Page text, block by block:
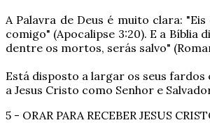
A Palavra de Deus é muito clara:
comigo" (Apocalipse 3:20). E a Bíblia
dentre os mortos, serás salvo"
Está disposto a largar os seus
a Jesus Cristo como Senhor e
5 - ORAR PARA RECEBER JESUS